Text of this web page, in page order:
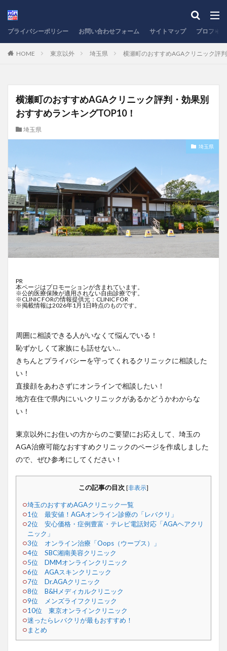
プライバシーポリシー お問い合わせフォーム サイトマップ プロフィ
HOME 東京以外 埼玉県 横瀬町のおすすめAGAクリニック評
横瀬町のおすすめAGAクリニック評判・効果別
おすすめランキングTOP10！
埼玉県
埼玉県
PR
本ページはプロモーションが含まれています。
※公的医療保険が適用されない自由診療です。
※CLINIC FORの情報提供元：CLINIC FOR
※掲載情報は2026年1月1日時点のものです。
周囲に相談できる人がいなくて悩んでいる！
恥ずかしくて家族にも話せない…
きちんとプライバシーを守ってくれるクリニックに相談した
い！
直接顔をあわさずにオンラインで相談したい！
地方在住で県内にいいクリニックがあるかどうかわからな
い！
東京以外にお住いの方からのご要望にお応えして、埼玉の
AGA治療可能なおすすめクリニックのページを作成しました
ので、ぜひ参考にしてください！
この記事の目次 [非表示]
埼玉のおすすめAGAクリニック一覧
1位 最安値！AGAオンライン診療の「レバクリ」
2位 安心価格・症例豊富・テレビ電話対応「AGAヘアクリ
ニック」
3位 オンライン治療「Oops（ウープス）」
4位 SBC湘南美容クリニック
5位 DMMオンラインクリニック
6位 AGAスキンクリニック
7位 Dr.AGAクリニック
8位 B&Hメディカルクリニック
9位 メンズライフクリニック
10位 東京オンラインクリニック
迷ったらレバクリが最もおすすめ！
まとめ